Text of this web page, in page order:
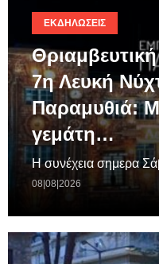
ΕΚΔΗΛΏΣΕΙΣ
7η Λευκή
Παραμυθιά:
γεμάτη…
Η συνέχεια σημερα
08|08|2026